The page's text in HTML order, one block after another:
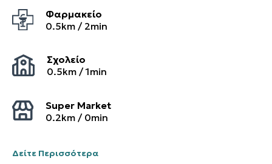
Φαρμακείο
0.5km / 2min
Σχολείο
0.5km /1min
Super Market
0.2km / 0min
Δείτε Περισσότερα